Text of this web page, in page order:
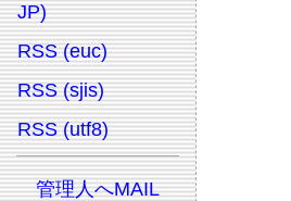
JP)
RSS (euc)
RSS (sjis)
RSS (utf8)
管理人へMAIL